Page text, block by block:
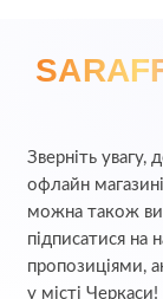
Зверніть увагу,
офлайн
можна також
підписатися на
пропозиціями,
у місті Черкаси!